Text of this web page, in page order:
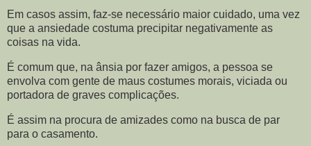
Em casos assim, faz-se necessário maior cuidado, uma vez
que a ansiedade costuma precipitar negativamente as
coisas na vida.
É comum que, na ânsia por fazer amigos, a pessoa se
envolva com gente de maus costumes morais, viciada ou
portadora de graves complicações.
É assim na procura de amizades como na busca de par
para o casamento.